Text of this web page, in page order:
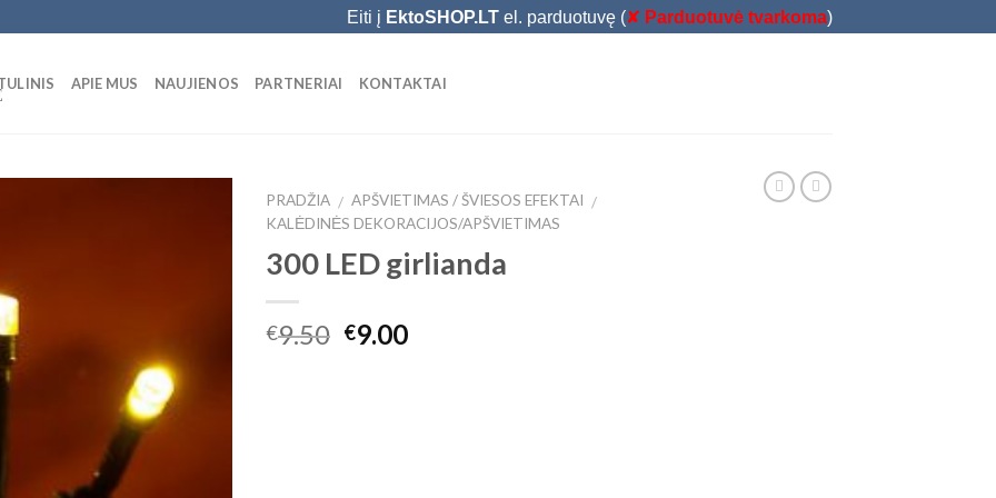
Eiti į EktoSHOP.LT el. parduotuvę (✘ Parduotuvė tvarkoma)
APIE MUS NAUJIENOS PARTNERIAI KONTAKTAI
PRADŽIA / APŠVIETIMAS / ŠVIESOS EFEKTAI /
KALĖDINĖS DEKORACIJOS/APŠVIETIMAS
300 LED girlianda
€9.50 €9.00